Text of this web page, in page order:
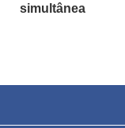
simultânea